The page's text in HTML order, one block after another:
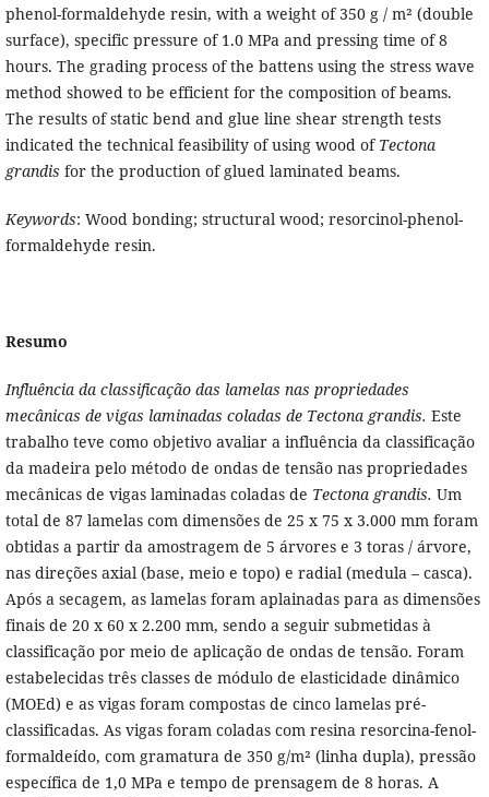
phenol-formaldehyde resin, with a weight of 350 g / m² (double
surface), specific pressure of 1.0 MPa and pressing time of 8
hours. The grading process of the battens using the stress wave
method showed to be efficient for the composition of beams.
The results of static bend and glue line shear strength tests
indicated the technical feasibility of using wood of Tectona
grandis for the production of glued laminated beams.
Keywords: Wood bonding; structural wood; resorcinol-phenol-
formaldehyde resin.
Resumo
Influência da classificação das lamelas nas propriedades
mecânicas de vigas laminadas coladas de Tectona grandis. Este
trabalho teve como objetivo avaliar a influência da classificação
da madeira pelo método de ondas de tensão nas propriedades
mecânicas de vigas laminadas coladas de Tectona grandis. Um
total de 87 lamelas com dimensões de 25 x 75 x 3.000 mm foram
obtidas a partir da amostragem de 5 árvores e 3 toras / árvore,
nas direções axial (base, meio e topo) e radial (medula – casca).
Após a secagem, as lamelas foram aplainadas para as dimensões
finais de 20 x 60 x 2.200 mm, sendo a seguir submetidas à
classificação por meio de aplicação de ondas de tensão. Foram
estabelecidas três classes de módulo de elasticidade dinâmico
(MOEd) e as vigas foram compostas de cinco lamelas pré-
classificadas. As vigas foram coladas com resina resorcina-fenol-
formaldeído, com gramatura de 350 g/m² (linha dupla), pressão
específica de 1,0 MPa e tempo de prensagem de 8 horas. A